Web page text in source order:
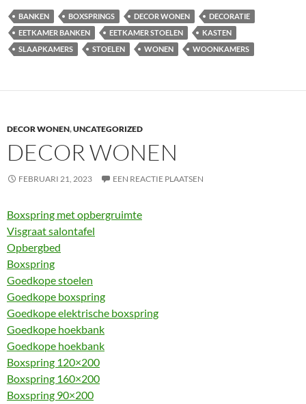
BANKEN BOXSPRINGS DECOR WONEN
DECORATIE
EETKAMER BANKEN
EETKAMER STOELEN
KASTEN
SLAAPKAMERS
STOELEN WONEN WOONKAMERS
DECOR WONEN,UNCATEGORIZED
DECOR WONEN
FEBRUARI 21, 2023 EEN REACTIE PLAATSEN
Boxspring met opbergruimte
Visgraat salontafel
Opbergbed
Boxspring
Goedkope stoelen
Goedkope boxspring
Goedkope elektrische boxspring
Goedkope hoekbank
Goedkope hoekbank
Boxspring 120×200
Boxspring 160×200
Boxspring 90×200